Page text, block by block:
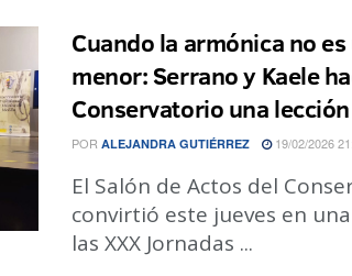
Cuando la armónica no
menor: Serrano y Kaele
Conservatorio una
POR ALEJANDRA GUTIÉRREZ 19/02/2026
El Salón de Actos del
convirtió este jueves en
las XXX Jornadas ...